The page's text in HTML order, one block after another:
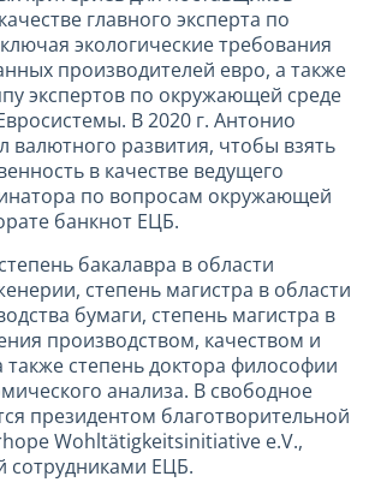
главного эксперта по
экологические требования
производителей евро, а также
экспертов по окружающей среде
В 2020 г. Антонио
валютного развития, чтобы взять
в качестве ведущего
по вопросам окружающей
банкнот ЕЦБ.
бакалавра в области
степень магистра в области
бумаги, степень магистра в
производством, качеством и
также степень доктора философии
анализа. В свободное
президентом благотворительной
Wohltätigkeitsinitiative e.V.,
сотрудниками ЕЦБ.